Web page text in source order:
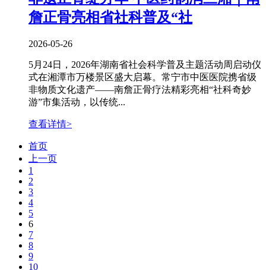
詹正骨亮相省社科普及“社
2026-05-26
5月24日，2026年湖南省社会科学普及主题活动周启动仪
式在湘潭市万楼景区盛大启幕。常宁市中医医院携省级
非物质文化遗产——南詹正骨疗法精彩亮相“社科奇妙
游”市集活动，以传统...
查看详情>
首页
上一页
1
2
3
4
5
6
7
8
9
10